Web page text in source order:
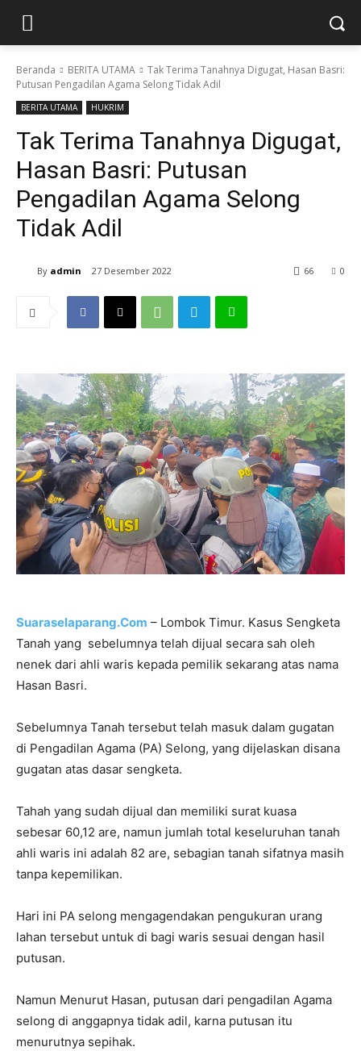
Beranda BERITA UTAMA
Tak Terima Tanahnya Digugat, Hasan Basri:
Putusan Pengadilan Agama Selong Tidak Adil
BERITA UTAMA HUKRIM
Tak Terima Tanahnya Digugat,
Hasan Basri: Putusan
Pengadilan Agama Selong
Tidak Adil
By admin 27 Desember 2022 0
66
Suaraselaparang.Com – Lombok Timur. Kasus Sengketa
Tanah yang sebelumnya telah dijual secara sah oleh
nenek dari ahli waris kepada pemilik sekarang atas nama
Hasan Basri.
Sebelumnya Tanah tersebut telah masuk dalam gugatan
di Pengadilan Agama (PA) Selong, yang dijelaskan disana
gugatan atas dasar sengketa.
Tahah yang sudah dijual dan memiliki surat kuasa
sebesar 60,12 are, namun jumlah total keseluruhan tanah
ahli waris ini adalah 82 are, sebagian tanah sifatnya masih
tanpa kepemilikan.
Hari ini PA selong mengagendakan pengukuran urang
lahan tersebut untuk di bagi waris sesuai dengan hasil
putusan.
Namun Menurut Hasan, putusan dari pengadilan Agama
selong di anggapnya tidak adil, karna putusan itu
menurutnya sepihak.